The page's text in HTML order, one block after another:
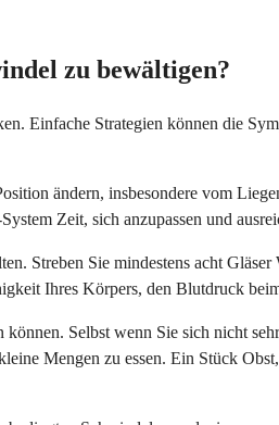
zu bewältigen?
Einfache Strategien können die
ändern, insbesondere vom
Zeit, sich anzupassen und
Streben Sie mindestens acht
Ihres Körpers, den Blutdruck
Selbst wenn Sie sich nicht
Mengen zu essen. Ein Stück